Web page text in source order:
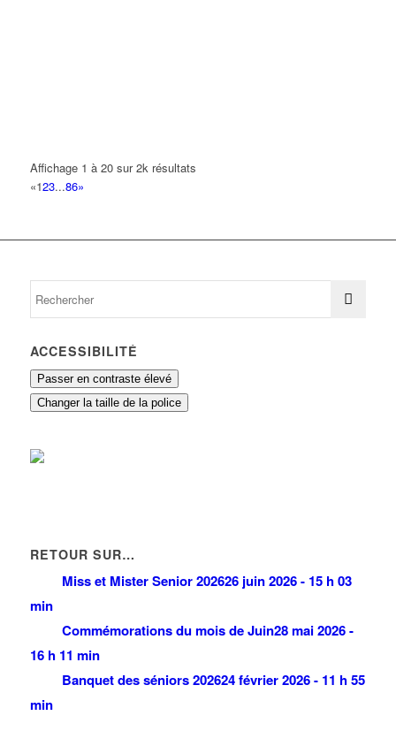
ROB-BAT
11 Avenue Buffon 93420 VILLEPINTE
Affichage 1 à 20 sur 2k résultats
«123...86»
ACCESSIBILITÉ
Passer en contraste élevé
Changer la taille de la police
RETOUR SUR…
Miss et Mister Senior 202626 juin 2026 - 15 h 03
min
Commémorations du mois de Juin28 mai 2026 -
16 h 11 min
Banquet des séniors 202624 février 2026 - 11 h 55
min